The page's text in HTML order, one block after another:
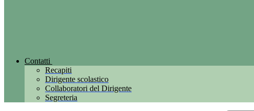
Contatti
Recapiti
Dirigente scolastico
Collaboratori del Dirigente
Segreteria